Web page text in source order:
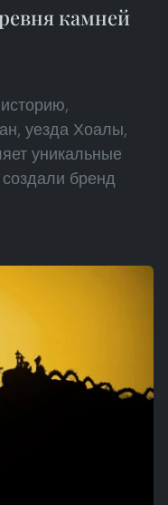
камней
уезда Хоалы,
уникальные
бренд